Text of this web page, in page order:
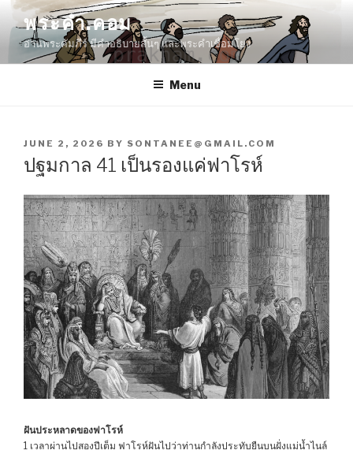
Skip
content
พระคำ.คอม
อ่านพระคัมภีร์ มีคำอธิบายสั้นๆ และพระคำเชื่อมโยง
Menu
POSTED
ON
JUNE 2, 2026 BY SONTANEE@GMAIL.COM
ปฐมกาล 41 เป็นรองแค่ฟาโรห์
ฝันประหลาดของฟาโรห์
1 เวลาผ่านไปสองปีเต็ม ฟาโรห์ฝันไปว่าท่านกำลังประทับยืนบนฝั่งแม่น้ำไนล์